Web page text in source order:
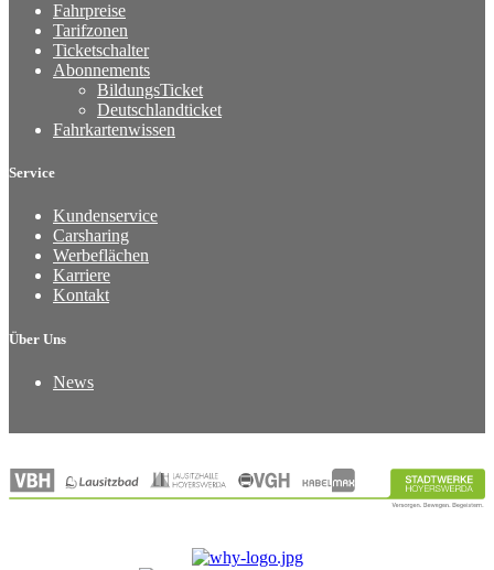
Fahrpreise
Tarifzonen
Ticketschalter
Abonnements
BildungsTicket
Deutschlandticket
Fahrkartenwissen
Service
Kundenservice
Carsharing
Werbeflächen
Karriere
Kontakt
Über Uns
News